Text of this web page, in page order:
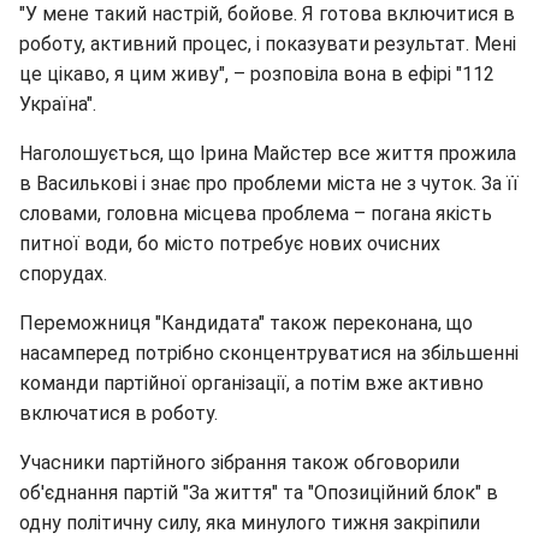
"У мене такий настрій, бойове. Я готова включитися в
роботу, активний процес, і показувати результат. Мені
це цікаво, я цим живу", – розповіла вона в ефірі "112
Україна".
Наголошується, що Ірина Майстер все життя прожила
в Василькові і знає про проблеми міста не з чуток. За її
словами, головна місцева проблема – погана якість
питної води, бо місто потребує нових очисних
спорудах.
Переможниця "Кандидата" також переконана, що
насамперед потрібно сконцентруватися на збільшенні
команди партійної організації, а потім вже активно
включатися в роботу.
Учасники партійного зібрання також обговорили
об'єднання партій "За життя" та "Опозиційний блок" в
одну політичну силу, яка минулого тижня закріпили